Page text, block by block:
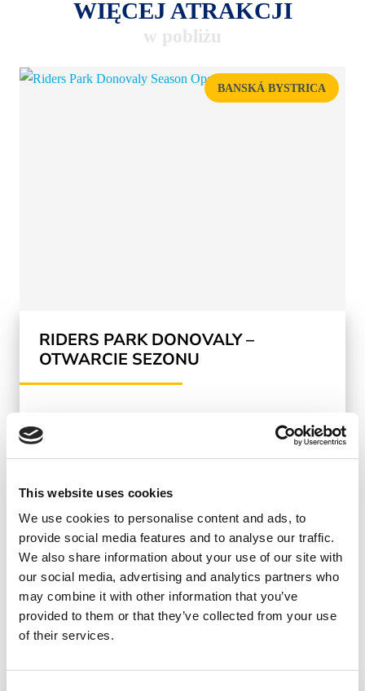
This website uses cookies
We use cookies to personalise content and ads, to
provide social media features and to analyse our traffic.
We also share information about your use of our site with
our social media, advertising and analytics partners who
may combine it with other information that you’ve
provided to them or that they’ve collected from your use
of their services.
WIĘCEJ ATRAKCJI
w pobliżu
BANSKÁ BYSTRICA
RIDERS PARK DONOVALY –
OTWARCIE SEZONU
BANSKÁ BYSTRICA